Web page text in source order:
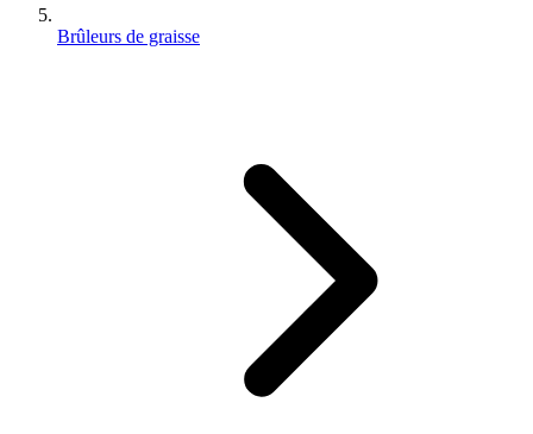
Brûleurs de graisse